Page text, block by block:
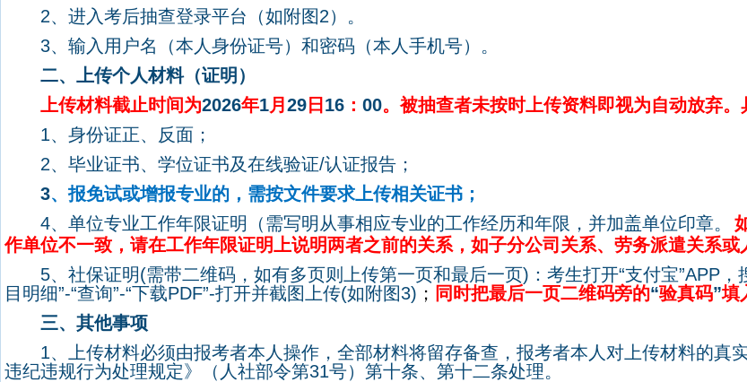
2、 进入考后抽查登录平台 （如附图2）。
3、 输入 用户名（本人身份证号）和密码（本人手机号）。
二、上传个人材料（证明）
上传材料截止时间为2026年1月29 日 16 ：00。被抽查者未按时上传资料即视为自动放弃。
1、身份证正、反面；
2、毕业证书、学位证书及在线验证/认证报告；
3、报免试或增报专业的，需按文件要求上传相关证书；
4、单位专业工作年限证明（需写明从事相应专业的工作经历和年限，并加盖单位印章。
作单位不一致，请在工作年限证明上说明两者之前的关系，如子分公司关系、劳务派遣关系或
5、社保证明(需带二维码，如有多页则上传第一页和最后一页) ：考生打开“支付宝”APP ，
目明细”-“查询”-“下载PDF”-打开并截图上传(如附图3) ； 同时把最后一页二维码旁的“验真码”填
三、其他事项
1、上传材料必须由报考者本人操作， 全部材料将留存备查，报考者本人对上传材料的真实
违纪违规行为处理规定》（人社部令第31号）第十条、第十二条处理。